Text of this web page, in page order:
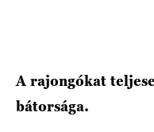
A rajongókat
bátorsága.